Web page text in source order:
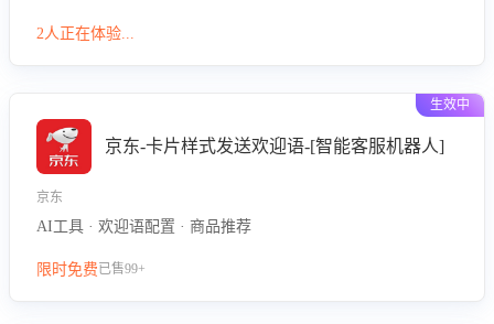
参数咨询等高频场景下的专业应对能力。
2人正在体验...
生效中
京东-卡片样式发送欢迎语-[智能客服机器人]
京东
AI工具 · 欢迎语配置 · 商品推荐
限时免费已售99+